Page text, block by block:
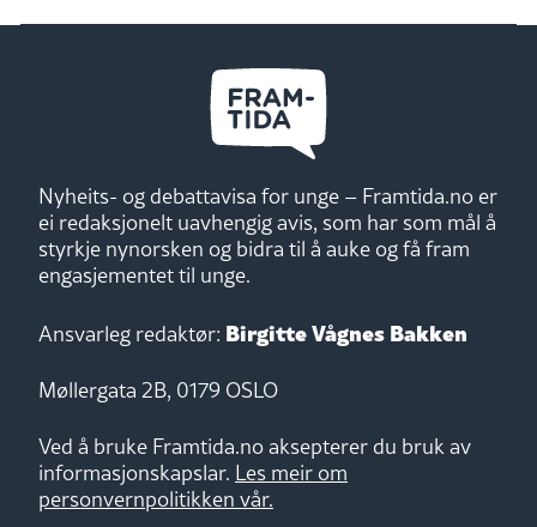
Nyheits- og debattavisa for unge – Framtida.no er
ei redaksjonelt uavhengig avis, som har som mål å
styrkje nynorsken og bidra til å auke og få fram
engasjementet til unge.
Ansvarleg redaktør: Birgitte Vågnes Bakken
Møllergata 2B, 0179 OSLO
Ved å bruke Framtida.no aksepterer du bruk av
informasjonskapslar. Les meir om
personvernpolitikken vår.